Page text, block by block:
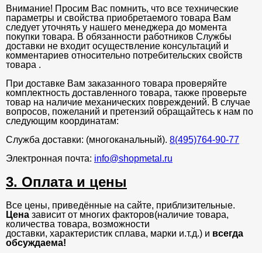
Внимание! Просим Вас помнить, что все технические
параметры и свойства приобретаемого товара Вам
следует уточнять у нашего менеджера до момента
покупки товара. В обязанности работников Службы
доставки не входит осуществление консультаций и
комментариев относительно потребительских свойств
товара .
При доставке Вам заказанного товара проверяйте
комплектность доставленного товара, также проверьте
товар на наличие механических повреждений. В случае
вопросов, пожеланий и претензий обращайтесь к нам по
следующим координатам:
Служба доставки: (многоканальный). 8(495)764-90-77
Электронная почта: info@shopmetal.ru
3. Оплата и цены
Все цены, приведённые на сайте, приблизительные.
Цена зависит от многих факторов(наличие товара,
количества товара, возможности
доставки, характеристик сплава, марки и.т.д.) и всегда
обсуждаема!